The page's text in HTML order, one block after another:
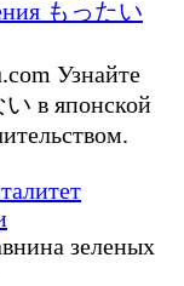
もったい
Узнайте
в японской
зеленых